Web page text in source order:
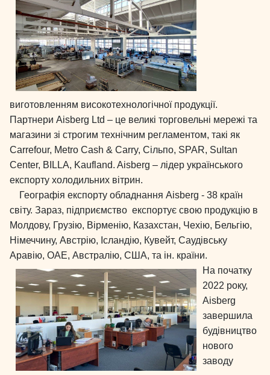
виготовленням високотехнологічної продукції.
Партнери Aisberg Ltd – це великі торговельні мережі та
магазини зі строгим технічним регламентом, такі як
Carrefour, Metro Cash & Carry, Сільпо, SPAR, Sultan
Center, BILLA, Kaufland. Aisberg – лідер українського
експорту холодильних вітрин.
Географія експорту обладнання Aisberg - 38 країн
світу. Зараз, підприємство експортує свою продукцію в
Молдову, Грузію, Вірменію, Казахстан, Чехію, Бельгію,
Німеччину, Австрію, Ісландію, Кувейт, Саудівську
Аравію, ОАЕ, Австралію, США, та ін. країни.
На початку
2022 року,
Aisberg
завершила
будівництво
нового
заводу